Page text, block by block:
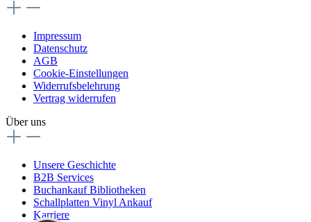
Impressum
Datenschutz
AGB
Cookie-Einstellungen
Widerrufsbelehrung
Vertrag widerrufen
Über uns
Unsere Geschichte
B2B Services
Buchankauf Bibliotheken
Schallplatten Vinyl Ankauf
Karriere